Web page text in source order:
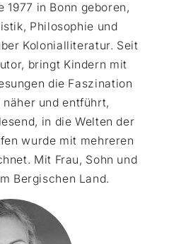
1977 in Bonn geboren,
Philosophie und
Kolonialliteratur. Seit
bringt Kindern mit
die Faszination
und entführt,
in die Welten der
wurde mit mehreren
Mit Frau, Sohn und
Bergischen Land.